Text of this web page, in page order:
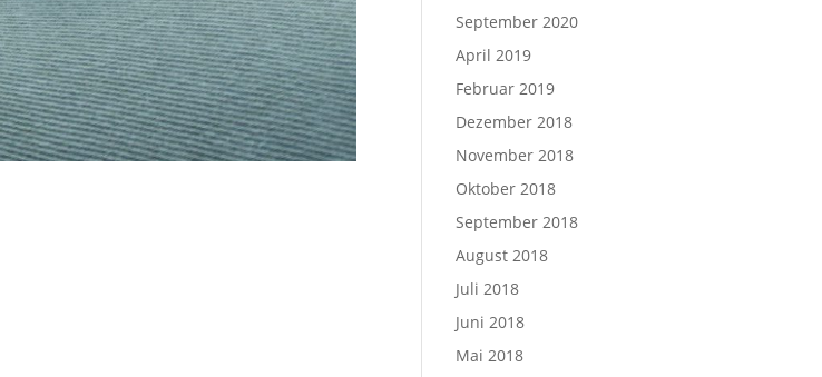
September 2020
April 2019
Februar 2019
Dezember 2018
November 2018
Oktober 2018
September 2018
August 2018
Juli 2018
Juni 2018
Mai 2018